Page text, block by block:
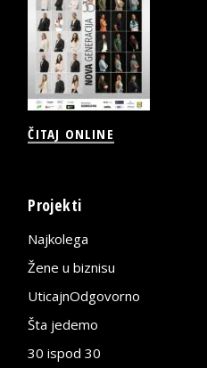
ČITAJ ONLINE
Projekti
Najkolega
Žene u biznisu
UticajnOdgovorno
Šta jedemo
30 ispod 30